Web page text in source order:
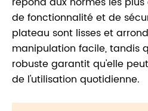
de fonctionnalité et de
plateau sont lisses et
manipulation facile, tandis
robuste garantit qu'elle
de l'utilisation quotidienne.